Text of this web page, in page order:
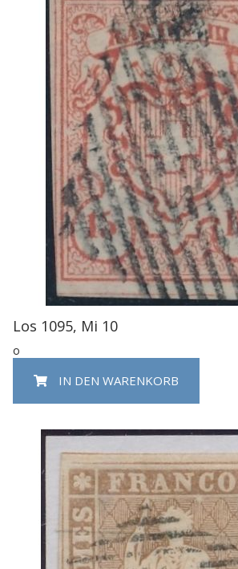
Los 1095, Mi 10
o
IN DEN WARENKORB